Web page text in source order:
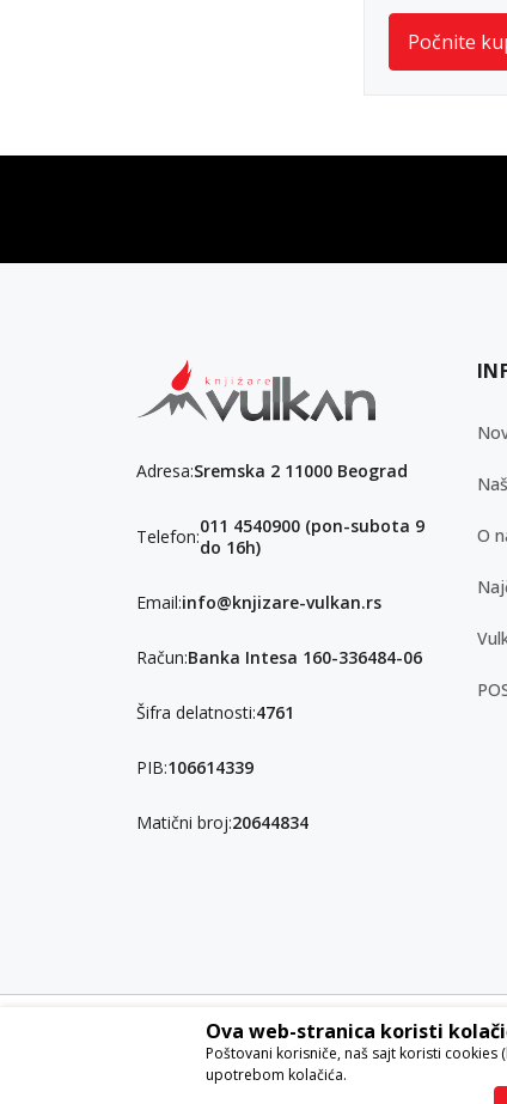
Počnite
Adresa:Sremska 2 11000 Beograd
Telefon:011 4540900 (pon-subota 9
do 16h)
Email:info@knjizare-vulkan.rs
Račun:Banka Intesa 160-336484-06
Šifra delatnosti:4761
PIB:106614339
Matični broj:20644834
O
Nastojimo da budemo što precizniji u opisu
garantovati da su sve informacije kompletne i bez
ponude i ne podrazumeva da su dostupni u svakom
Ova web-stranica koristi
Poštovani korisniče, naš sajt koristi
upotrebom kolačića.